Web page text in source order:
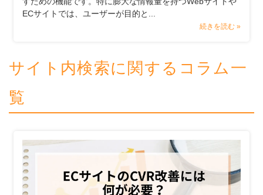
ECサイトでは、ユーザーが目的と...
続きを読む »
サイト内検索に関するコラム一
覧